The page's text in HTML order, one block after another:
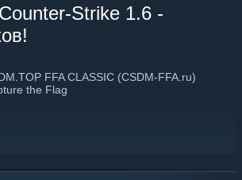
Strike 1.6 -
FFA CLASSIC (CSDM-FFA.ru)
the Flag